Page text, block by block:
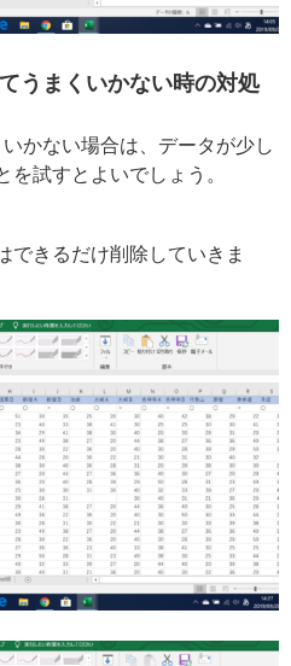
うまくいかない時の対処
かない場合は、データが少し
を試すとよいでしょう。
できるだけ削除していきま